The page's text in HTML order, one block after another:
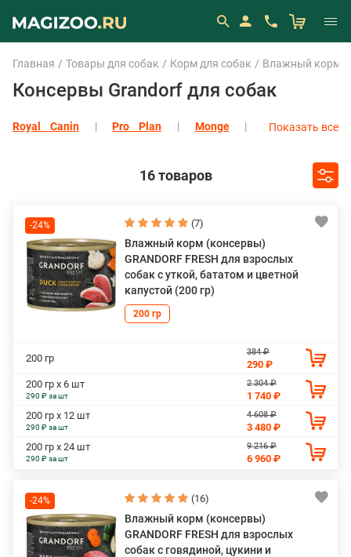
Главная Товары для собак Корм для собак Влажный корм
Консервы Grandorf для собак
Royal Canin Pro Plan
Monge
Показать все
16 товаров
-24% (7)
Влажный корм (консервы)
GRANDORF FRESH для взрослых
собак с уткой, бататом и цветной
капустой (200 гр)
200 гр
200 гр
384 ₽
290 ₽
200 гр х 6 шт
290 ₽ за шт
2 304 ₽
1 740 ₽
200 гр х 12 шт
290 ₽ за шт
4 608 ₽
3 480 ₽
200 гр х 24 шт
290 ₽ за шт
9 216 ₽
6 960 ₽
-24% (16)
Влажный корм (консервы)
GRANDORF FRESH для взрослых
собак с говядиной, цукини и